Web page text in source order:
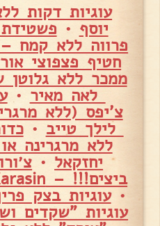
עוגיות דקות
יוסף •
פרווה ללא קמח –
חטיף פצפוצי
ממכר ללא
לאה מאיר •
צ'יפס (ללא
לילך טייב •
ללא מרגרינה
יחזקאל •
ביצים!!! – Shuly Asulin Karasin
•עוגיות בצק
עוגיות "שקדים